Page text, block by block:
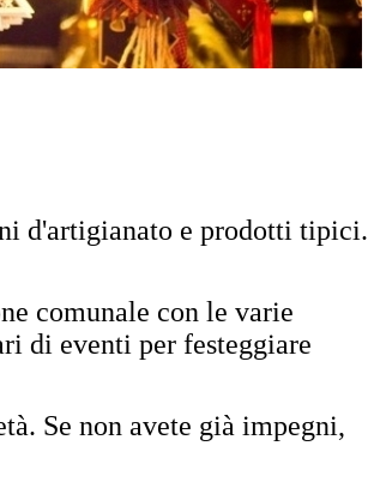
d'artigianato e prodotti tipici.
comunale con le varie
di eventi per festeggiare
Se non avete già impegni,